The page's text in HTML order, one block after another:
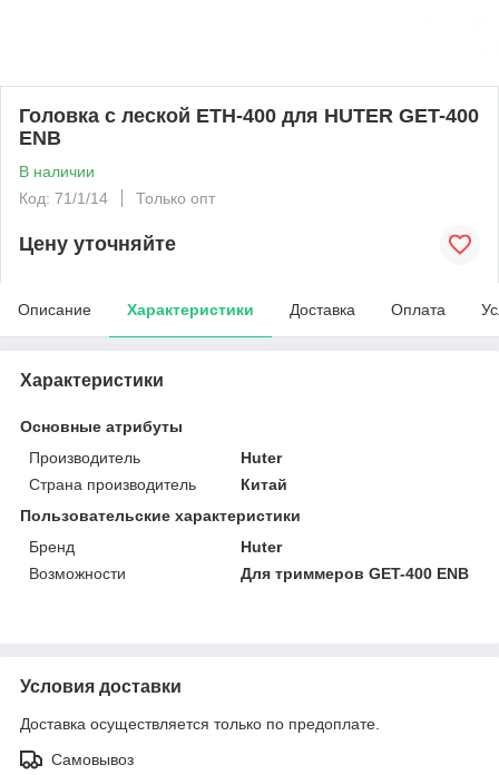
Головка с леской ETH-400 для HUTER GET-400
ENB
В наличии
Код: 71/1/14
Только опт
Цену уточняйте
Описание Характеристики Доставка Оплата
Характеристики
Основные атрибуты
Производитель
Huter
Страна производитель
Китай
Пользовательские характеристики
Бренд
Huter
Возможности
Для триммеров GET-400 ENB
Условия доставки
Доставка осуществляется только по предоплате.
Самовывоз